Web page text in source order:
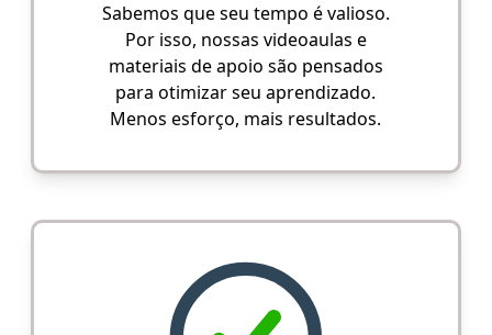
Sabemos que seu tempo é valioso.
Por isso, nossas videoaulas e
materiais de apoio são pensados
para otimizar seu aprendizado.
Menos esforço, mais resultados.